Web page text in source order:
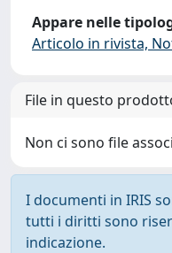
Appare nelle
Articolo in rivista,
File in questo
Non ci sono file
I documenti in IRIS
tutti i diritti sono
indicazione.